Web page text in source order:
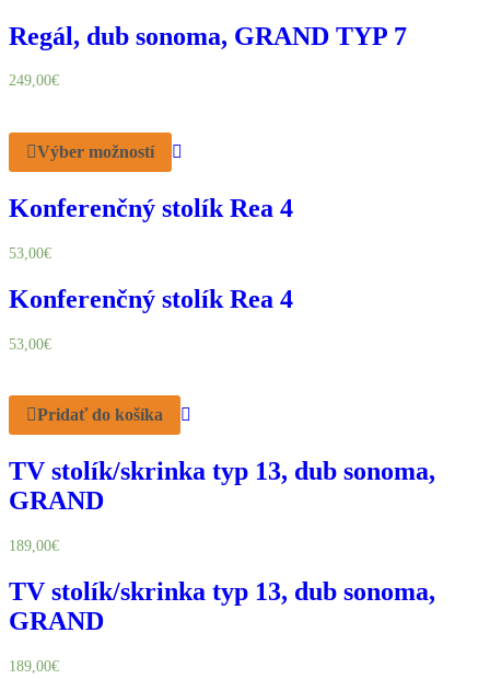
Regál, dub sonoma, GRAND TYP 7
249,00€
Výber možností
Konferenčný stolík Rea 4
53,00€
Konferenčný stolík Rea 4
53,00€
Pridať do košíka
TV stolík/skrinka typ 13, dub sonoma,
GRAND
189,00€
TV stolík/skrinka typ 13, dub sonoma,
GRAND
189,00€